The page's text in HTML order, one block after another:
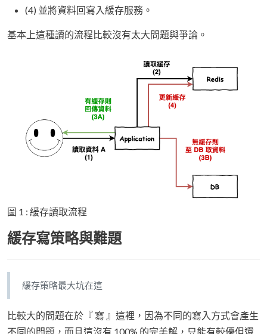
(4) 並將資料回寫入緩存服務。
基本上這種讀的流程比較沒有太大問題與爭論。
圖 1 : 緩存讀取流程
緩存寫策略與難題
緩存策略最大坑在這
比較大的問題在於『 寫 』這裡，因為不同的寫入方式會產生
不同的問題，而且這沒有 100% 的完美解，只能有較優但還